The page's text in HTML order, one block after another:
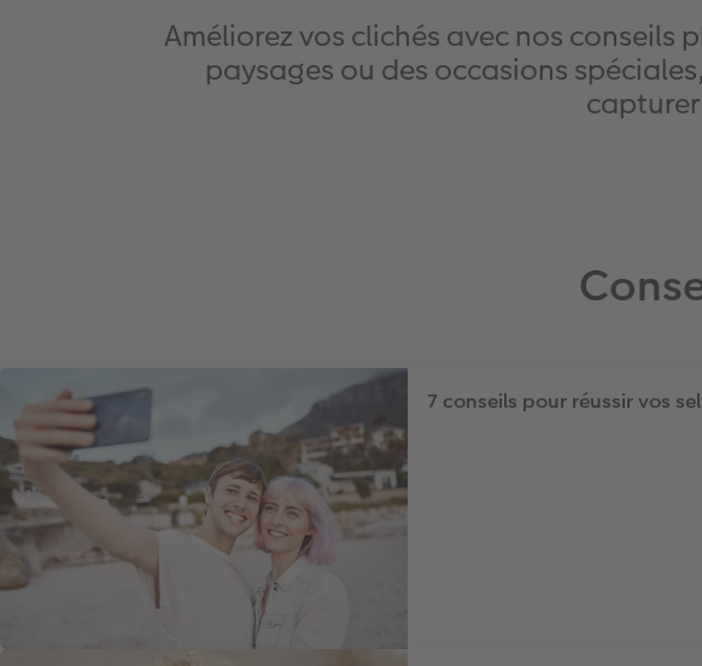
Améliorez vos clichés avec nos
paysages ou des occasions
7 conseils pour réussir vos